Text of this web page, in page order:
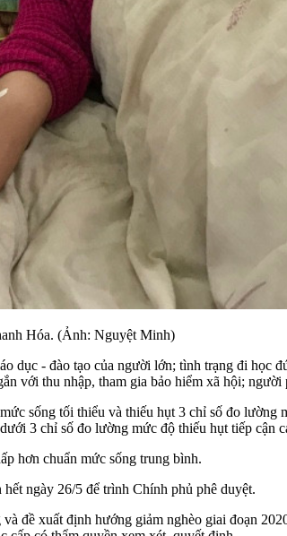
Hóa. (Ảnh: Nguyệt Minh)
- đào tạo của người lớn; tình trạng đi học
với thu nhập, tham gia bảo hiểm xã hội;
sống tối thiểu và thiếu hụt 3 chỉ số đo lường
3 chỉ số đo lường mức độ thiếu hụt tiếp cận
hơn chuẩn mức sống trung bình.
ngày 26/5 để trình Chính phủ phê duyệt.
đề xuất định hướng giảm nghèo giai đoạn